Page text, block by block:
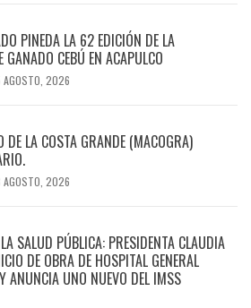
PINEDA LA 62 EDICIÓN DE LA
CEBÚ EN ACAPULCO
AGOSTO, 2026
DE LA COSTA GRANDE (MACOGRA)
AGOSTO, 2026
SALUD PÚBLICA: PRESIDENTA CLAUDIA
DE OBRA DE HOSPITAL GENERAL
ANUNCIA UNO NUEVO DEL IMSS